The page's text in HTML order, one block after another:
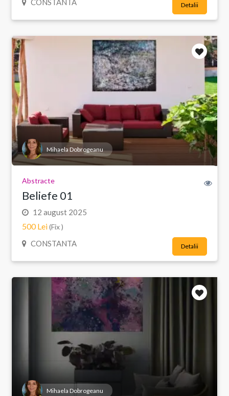
CONSTANTA Detalii
Mihaela Dobrogeanu
Abstracte
Beliefe 01
12 august 2025
500 Lei(Fix )
CONSTANTA Detalii
Mihaela Dobrogeanu